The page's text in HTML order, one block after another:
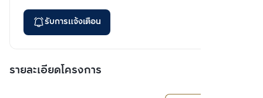
รับการแจ้งเตือน
รายละเอียดโครงการ